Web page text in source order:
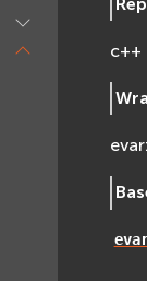
c++